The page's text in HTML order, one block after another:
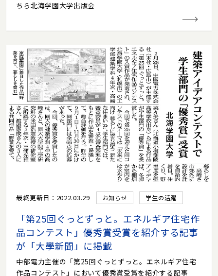
ちら北海学園大学出版会
最終更新日：2022.03.29 お知らせ 学生の活躍
「第25回ぐっとずっと。エネルギア住宅作
品コンテスト」優秀賞受賞を紹介する記事
が「大學新聞」に掲載
中部電力主催の「第25回ぐっとずっと。エネルギア住宅
作品コンテスト」において優秀賞受賞を紹介する記事